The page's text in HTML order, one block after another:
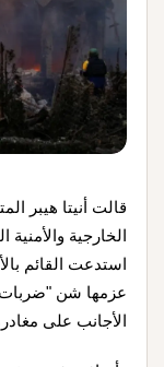
قالت أنيتا هيبر
الخارجية والأمنية
استدعت القائم
عزمها شن
الأجانب على